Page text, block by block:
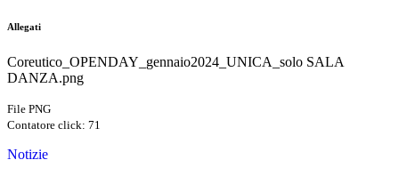
Allegati
Coreutico_OPENDAY_gennaio2024_UNICA_solo SALA
DANZA.png
File PNG
Contatore click: 71
Notizie